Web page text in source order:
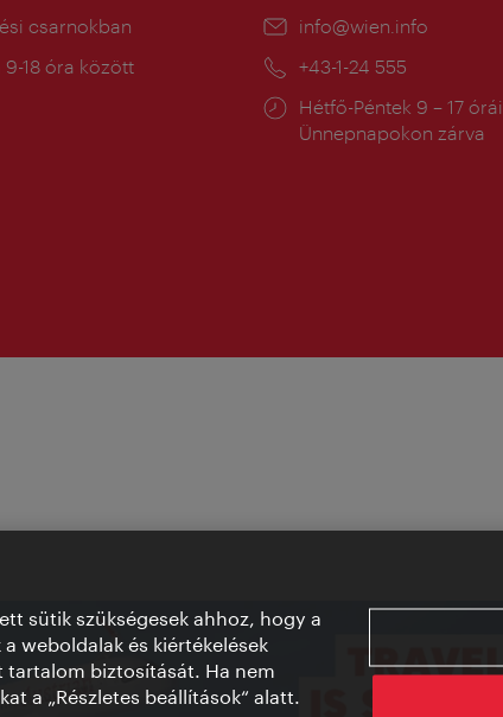
csarnokban
9-18 óra között
E-
info@wien.info
Telefon:
+43-1-24 555
Nyitva
tartás:
Hétfő-Péntek 9 – 17
Ünnepnapokon zárva
sütik szükségesek ahhoz, hogy a
weboldalak és kiértékelések
tartalom biztosítását. Ha nem
a „Részletes beállítások“ alatt.